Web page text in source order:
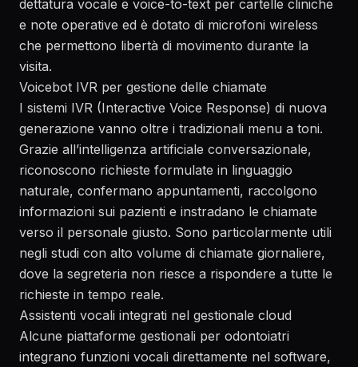
dettatura vocale e voice-to-text per cartelle cliniche
e note operative ed è dotato di microfoni wireless
che permettono libertà di movimento durante la
visita.
Voicebot IVR per gestione delle chiamate
I sistemi IVR (Interactive Voice Response) di nuova
generazione vanno oltre i tradizionali menu a toni.
Grazie all’intelligenza artificiale conversazionale,
riconoscono richieste formulate in linguaggio
naturale, confermano appuntamenti, raccolgono
informazioni sui pazienti e instradano le chiamate
verso il personale giusto. Sono particolarmente utili
negli studi con alto volume di chiamate giornaliere,
dove la segreteria non riesce a rispondere a tutte le
richieste in tempo reale.
Assistenti vocali integrati nel gestionale cloud
Alcune piattaforme gestionali per odontoiatri
integrano funzioni vocali direttamente nel software,